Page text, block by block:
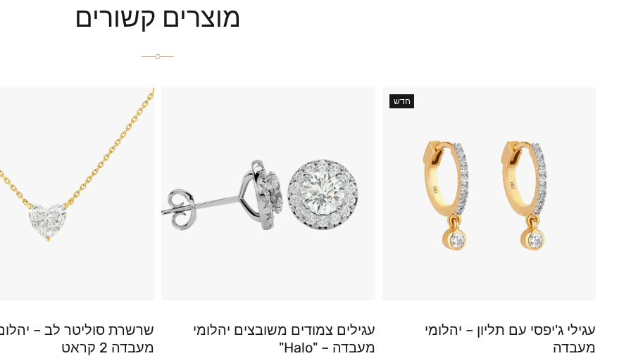
מוצרים קשורים
חדש
עגילי ג'יפסי עם תליון – יהלומי
מעבדה
עגילים צמודים משובצים יהלומי
מעבדה – "Halo"
שרשרת סוליטר לב –
מעבדה 2 קראט